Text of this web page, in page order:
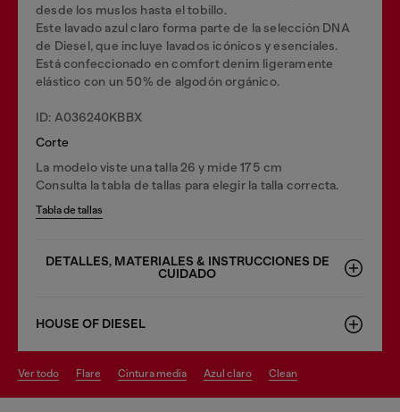
desde los muslos hasta el tobillo.
Este lavado azul claro forma parte de la selección DNA
de Diesel, que incluye lavados icónicos y esenciales.
Está confeccionado en comfort denim ligeramente
elástico con un 50% de algodón orgánico.
ID: A036240KBBX
Corte
La modelo viste una talla 26 y mide 175 cm
Consulta la tabla de tallas para elegir la talla correcta.
Tabla de tallas
DETALLES, MATERIALES & INSTRUCCIONES DE
CUIDADO
HOUSE OF DIESEL
ver todo flare cintura media azul claro clean